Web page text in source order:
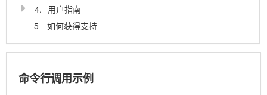
4. 用户指南
5
如何获得支持
命令行调用示例